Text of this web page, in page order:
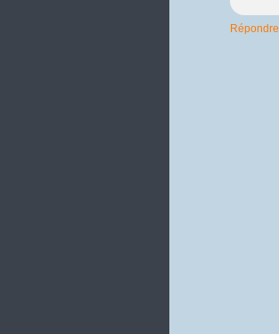
Répondre